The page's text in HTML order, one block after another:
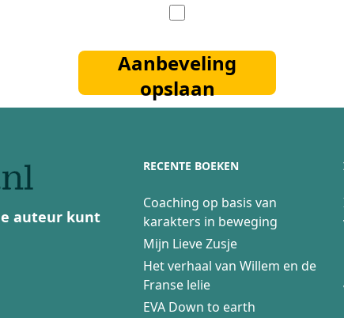
Aanbeveling
opslaan
auteur kunt
RECENTE BOEKEN
Coaching op basis van
karakters in beweging
Mijn Lieve Zusje
Het verhaal van Willem en de
Franse lelie
EVA Down to earth